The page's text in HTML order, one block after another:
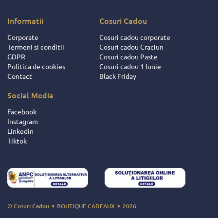
dat dovada
acestei
facute
sa ne
mult mai
fapte,
daruire si
frumoase
decat nota
Informatii
Corporate
Termeni si conditii
GDPR
Politica de cookies
Contact
Cosuri Cadou
Cosuri cadou corporate
Cosuri cadou Craciun
Cosuri cadou Paste
Cosuri cadou 1 Iunie
Black Friday
Social Media
Facebook
Instagram
Linkedin
Tiktok
© Cosuri Cadou ✦ BOUTIQUE CADEAUX ✦ 2026